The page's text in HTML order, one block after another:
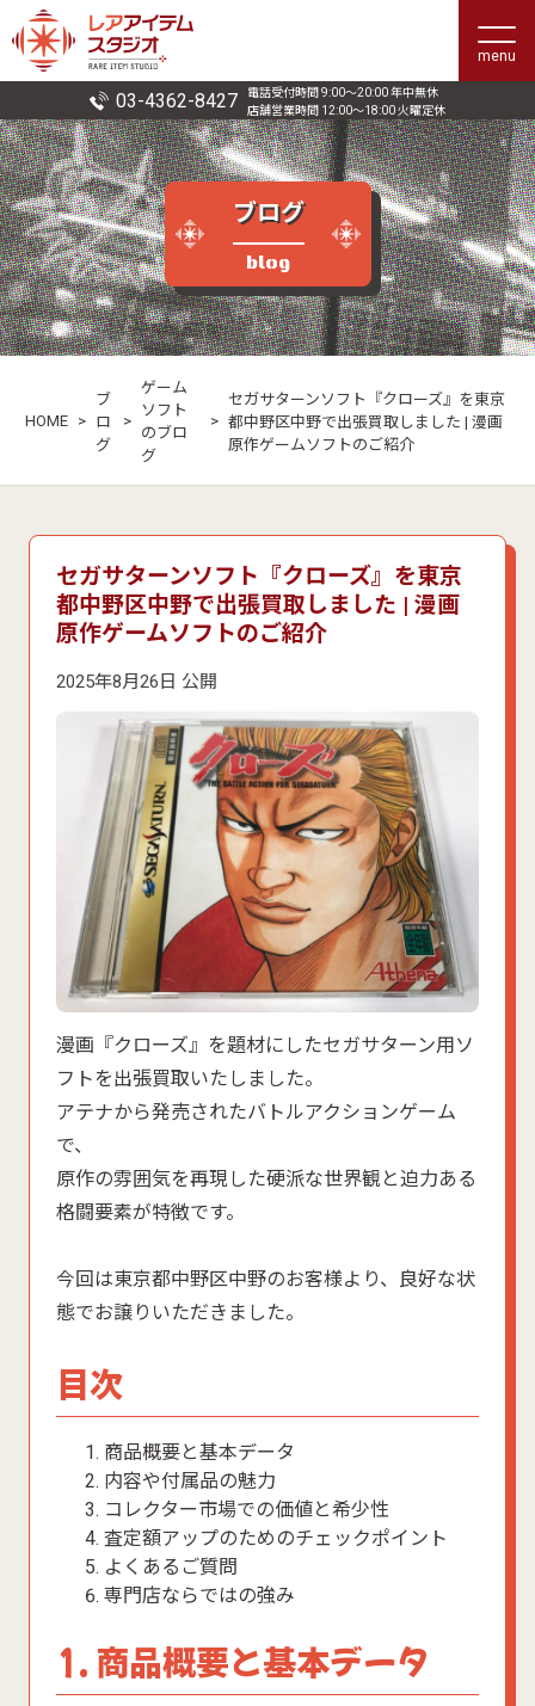
menu
03-4362-8427
電話受付時間 9:00〜20:00 年中無休
店舗営業時間 12:00〜18:00 火曜定休
ブログ
blog
HOME >
ブ
ロ
グ
>
ゲーム
ソフト
のブロ
グ
>
セガサターンソフト『クローズ』を東京
都中野区中野で出張買取しました | 漫画
原作ゲームソフトのご紹介
セガサターンソフト『クローズ』を東京
都中野区中野で出張買取しました | 漫画
原作ゲームソフトのご紹介
2025年8月26日 公開
漫画『クローズ』を題材にしたセガサターン用ソ
フトを出張買取いたしました。
アテナから発売されたバトルアクションゲーム
で、
原作の雰囲気を再現した硬派な世界観と迫力ある
格闘要素が特徴です。
今回は東京都中野区中野のお客様より、良好な状
態でお譲りいただきました。
目次
商品概要と基本データ
内容や付属品の魅力
コレクター市場での価値と希少性
査定額アップのためのチェックポイント
よくあるご質問
専門店ならではの強み
1. 商品概要と基本データ